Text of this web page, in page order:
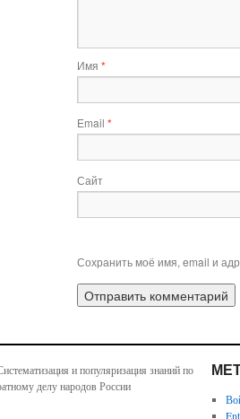
Имя *
Email *
Сайт
Сохранить моё имя, email и
и популяризация знаний по
делу народов России